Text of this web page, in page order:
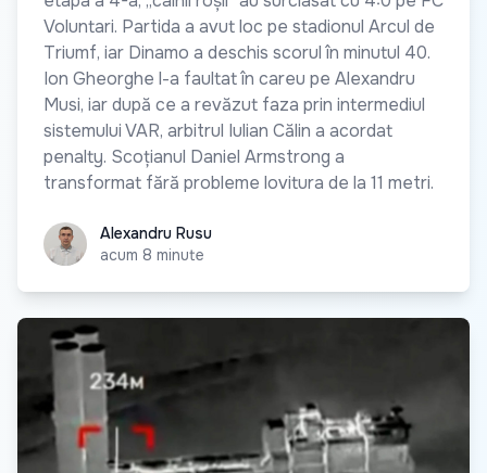
Voluntari. Partida a avut loc pe stadionul Arcul de
Triumf, iar Dinamo a deschis scorul în minutul 40.
Ion Gheorghe l-a faultat în careu pe Alexandru
Musi, iar după ce a revăzut faza prin intermediul
sistemului VAR, arbitrul Iulian Călin a acordat
penalty. Scoțianul Daniel Armstrong a
transformat fără probleme lovitura de la 11 metri.
Alexandru Rusu
Alexandru Rusu
acum 8 minute